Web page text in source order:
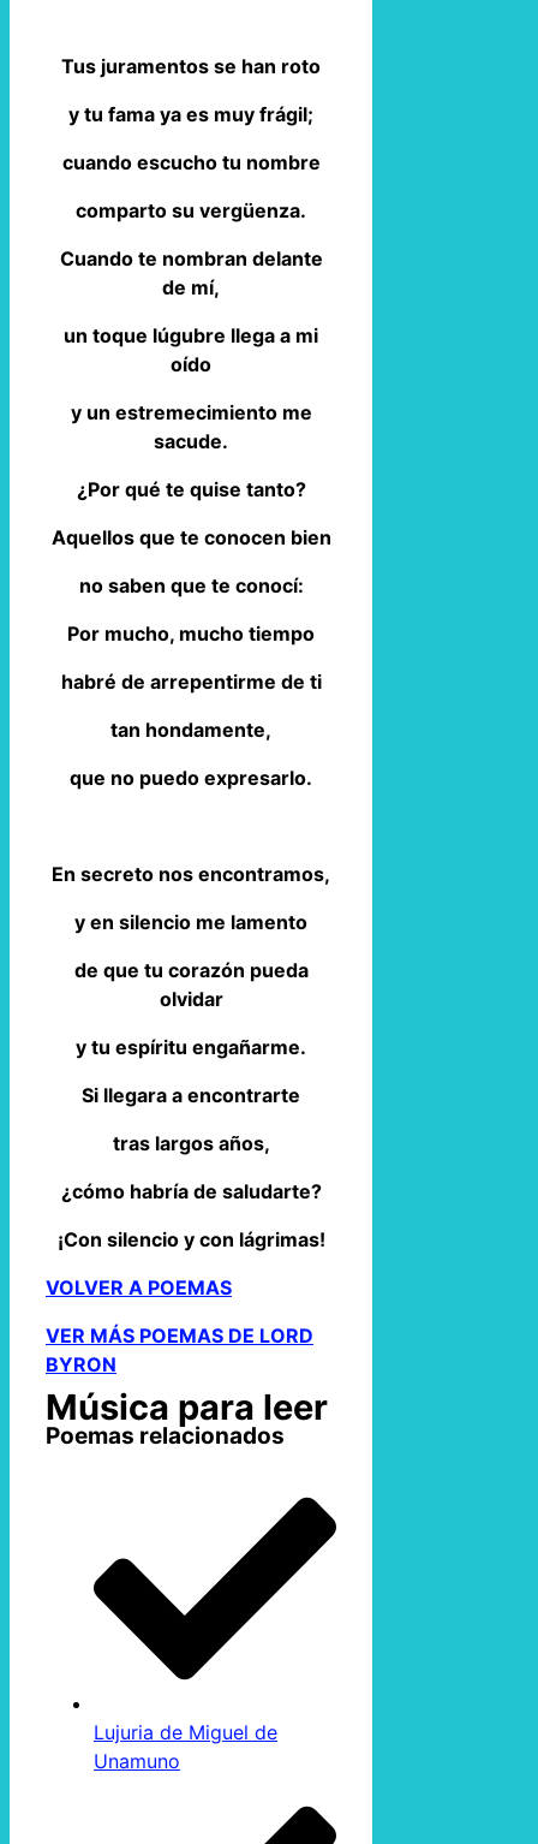
Tus juramentos se han roto
y tu fama ya es muy frágil;
cuando escucho tu nombre
comparto su vergüenza.
Cuando te nombran delante
de mí,
un toque lúgubre llega a mi
oído
y un estremecimiento me
sacude.
¿Por qué te quise tanto?
Aquellos que te conocen bien
no saben que te conocí:
Por mucho, mucho tiempo
habré de arrepentirme de ti
tan hondamente,
que no puedo expresarlo.
En secreto nos encontramos,
y en silencio me lamento
de que tu corazón pueda
olvidar
y tu espíritu engañarme.
Si llegara a encontrarte
tras largos años,
¿cómo habría de saludarte?
¡Con silencio y con lágrimas!
VOLVER A POEMAS
VER MÁS POEMAS DE LORD
BYRON
Música para leer
Poemas relacionados
Lujuria de Miguel de
Unamuno